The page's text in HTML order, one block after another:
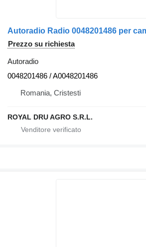
Prezzo su richiesta
Autoradio
0048201486 / A0048201486
Romania, Cristesti
ROYAL DRU AGRO S.R.L.